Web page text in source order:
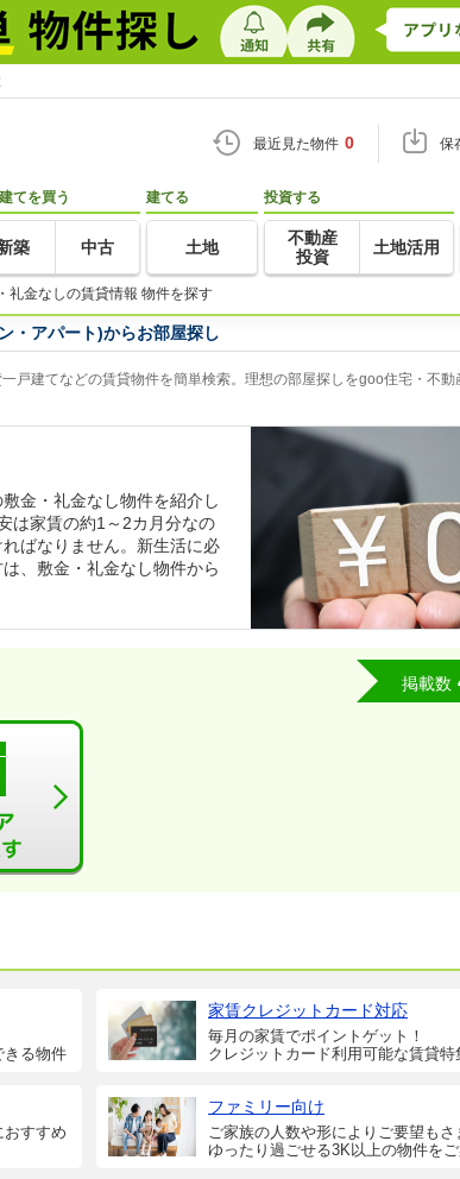
最近見た物件 0 保
てを買う
築 中古
建てる
土地
投資する
不動産
投資
土地活用
礼金なしの賃貸情報 物件を探す
・アパート)からお部屋探し
戸建てなどの賃貸物件を簡単検索。理想の部屋探しをgoo住宅・不動
金・礼金なし物件を紹介し
は家賃の約1～2カ月分なの
ばなりません。新生活に必
、敷金・礼金なし物件から
掲載数
きる物件
家賃クレジットカード対応
毎月の家賃でポイントゲット！
クレジットカード利用可能な賃貸特
おすすめ
ファミリー向け
ご家族の人数や形によりご要望もさ
ゆったり過ごせる3K以上の物件をご